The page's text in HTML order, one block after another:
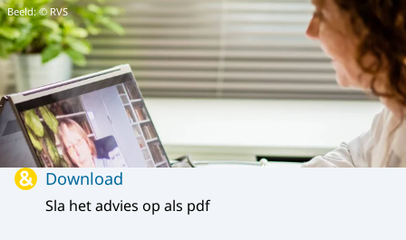
Beeld: © RVS
MenuDownload
Sla het advies op als pdf